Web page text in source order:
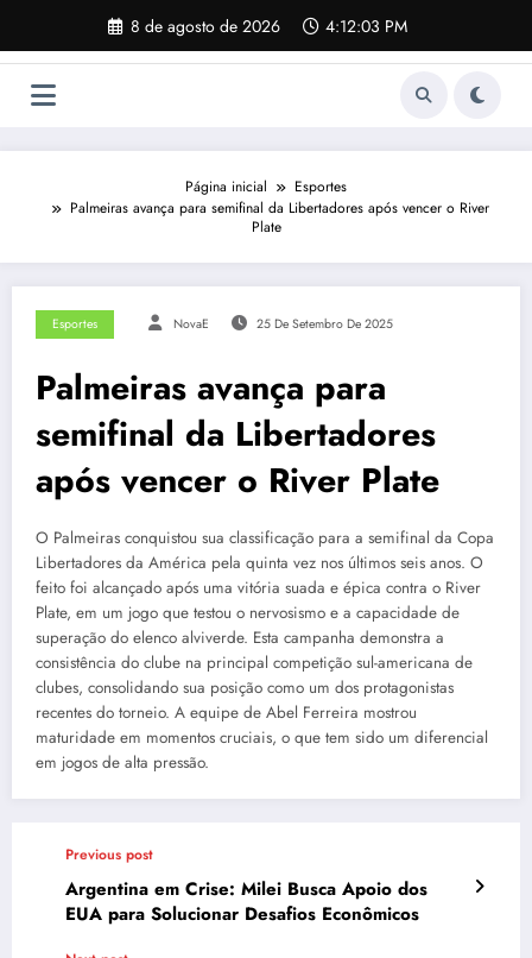
o
8 de agosto de 2026 4:12:04 PM
Página inicial
Esportes
Palmeiras avança para semifinal da Libertadores após vencer o River
Plate
Esportes NovaE 25 De Setembro De 2025
Palmeiras avança para
semifinal da Libertadores
após vencer o River Plate
O Palmeiras conquistou sua classificação para a semifinal da Copa
Libertadores da América pela quinta vez nos últimos seis anos. O
feito foi alcançado após uma vitória suada e épica contra o River
Plate, em um jogo que testou o nervosismo e a capacidade de
superação do elenco alviverde. Esta campanha demonstra a
consistência do clube na principal competição sul-americana de
clubes, consolidando sua posição como um dos protagonistas
recentes do torneio. A equipe de Abel Ferreira mostrou
maturidade em momentos cruciais, o que tem sido um diferencial
em jogos de alta pressão.
Previous post
Argentina em Crise: Milei Busca Apoio dos
EUA para Solucionar Desafios Econômicos